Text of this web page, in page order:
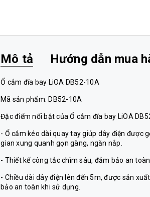
Mô tả Hướng dẫn mua
Ổ cắm đĩa bay LiOA DB52-10A
Mã sản phẩm: DB52-10A
Đặc điểm nổi bật của Ổ cắm đĩa bay LiOA
- Ổ cắm kéo dài quay tay giúp dây điện được
gian xung quanh gọn gàng, ngăn nắp.
- Thiết kế công tắc chìm sâu, đảm bảo an
- Chiều dài dây điện lên đến 5m, được sản
bảo an toàn khi sử dụng.